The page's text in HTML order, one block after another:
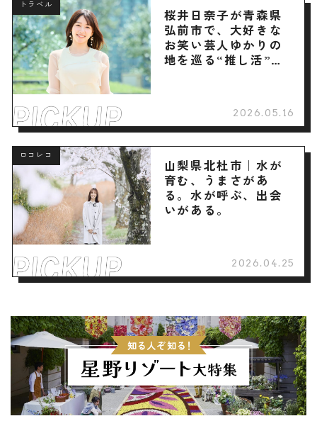
トラベル
桜井日奈子が青森県
弘前市で、大好きな
お笑い芸人ゆかりの
地を巡る“推し活”旅
2026.05.16
ロコレコ
山梨県北杜市｜水が
育む、うまさがあ
る。水が呼ぶ、出会
いがある。
2026.04.25